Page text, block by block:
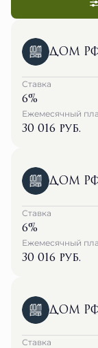
ДОМ
Ставка
6%
Ежемесячный
30 016 руб.
ДОМ
Ставка
6%
Ежемесячный
30 016 руб.
ДОМ
Ставка